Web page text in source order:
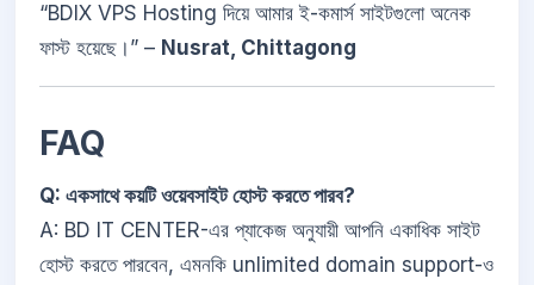
“BDIX VPS Hosting দিয়ে আমার ই-কমার্স সাইটগুলো অনেক
ফাস্ট হয়েছে।” – Nusrat, Chittagong
FAQ
Q: একসাথে কয়টি ওয়েবসাইট হোস্ট করতে পারব?
A: BD IT CENTER-এর প্যাকেজ অনুযায়ী আপনি একাধিক সাইট
হোস্ট করতে পারবেন, এমনকি unlimited domain support-ও